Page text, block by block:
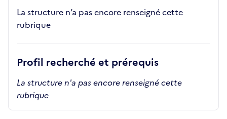
La structure n’a pas encore renseigné cette
rubrique
Profil recherché et prérequis
La structure n'a pas encore renseigné cette
rubrique